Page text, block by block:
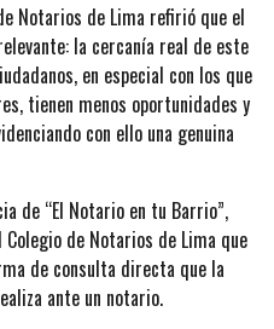
Notarios de Lima refirió que el
la cercanía real de este
en especial con los que
tienen menos oportunidades y
con ello una genuina
de “El Notario en tu Barrio”,
de Notarios de Lima que
de consulta directa que la
ante un notario.